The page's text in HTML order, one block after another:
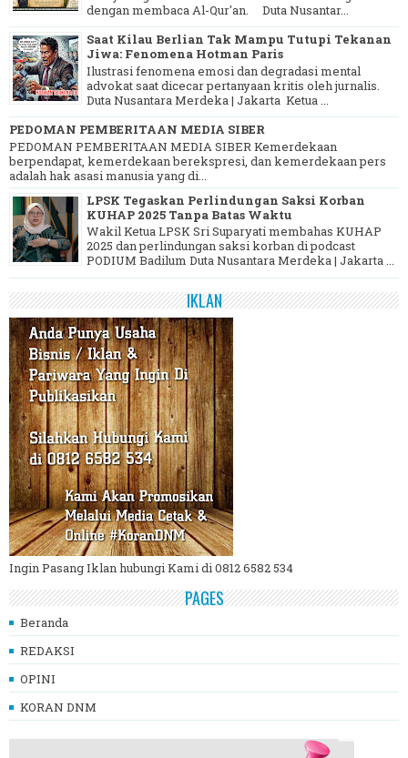
dengan membaca Al-Qur'an. Duta Nusantar...
Saat Kilau Berlian Tak Mampu Tutupi Tekanan
Jiwa: Fenomena Hotman Paris
Ilustrasi fenomena emosi dan degradasi mental
advokat saat dicecar pertanyaan kritis oleh jurnalis.
Duta Nusantara Merdeka | Jakarta Ketua ...
PEDOMAN PEMBERITAAN MEDIA SIBER
PEDOMAN PEMBERITAAN MEDIA SIBER Kemerdekaan
berpendapat, kemerdekaan berekspresi, dan kemerdekaan pers
adalah hak asasi manusia yang di...
LPSK Tegaskan Perlindungan Saksi Korban
KUHAP 2025 Tanpa Batas Waktu
Wakil Ketua LPSK Sri Suparyati membahas KUHAP
2025 dan perlindungan saksi korban di podcast
PODIUM Badilum Duta Nusantara Merdeka | Jakarta ...
IKLAN
Ingin Pasang Iklan hubungi Kami di 0812 6582 534
PAGES
Beranda
REDAKSI
OPINI
KORAN DNM